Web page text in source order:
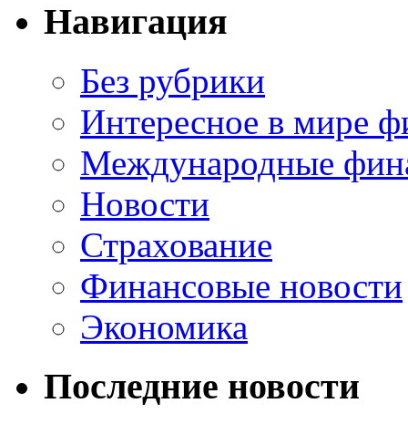
Навигация
Без рубрики
Интересное в мире
Международные
Новости
Страхование
Финансовые новости
Экономика
Последние новости